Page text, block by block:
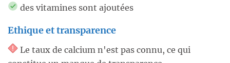
des vitamines sont ajoutées
Ethique et transparence
Le taux de calcium n'est pas connu, ce qui